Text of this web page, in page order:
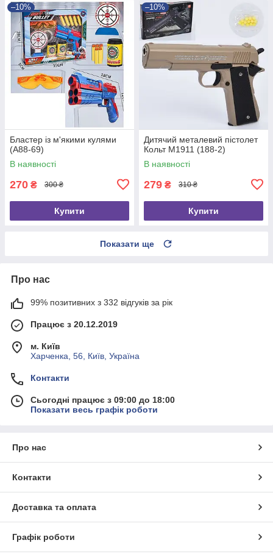
–10%
Бластер із м'якими кулями
(A88-69)
В наявності
270 ₴ 300 ₴
Купити
–10%
Дитячий металевий пістолет
Кольт M1911 (188-2)
В наявності
279 ₴ 310 ₴
Купити
Показати ще
Про нас
99% позитивних з 332 відгуків за рік
Працює з 20.12.2019
м. Київ
Харченка, 56, Київ, Україна
Контакти
Сьогодні працює з 09:00 до 18:00
Показати весь графік роботи
Про нас
Контакти
Доставка та оплата
Графік роботи